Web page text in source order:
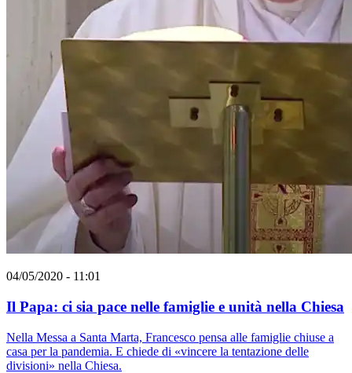
04/05/2020 - 11:01
Il Papa: ci sia pace nelle famiglie e unità nella Chiesa
Nella Messa a Santa Marta, Francesco pensa alle famiglie chiuse a
casa per la pandemia. E chiede di «vincere la tentazione delle
divisioni» nella Chiesa.